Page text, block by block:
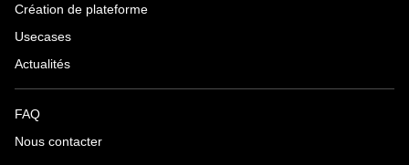
Création de plateforme
Usecases
Actualités
FAQ
Nous contacter